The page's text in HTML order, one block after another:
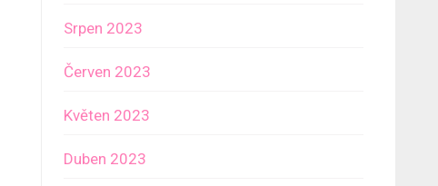
Srpen 2023
Červen 2023
Květen 2023
Duben 2023